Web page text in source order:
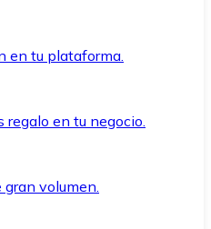
en tu plataforma.
regalo en tu negocio.
gran volumen.